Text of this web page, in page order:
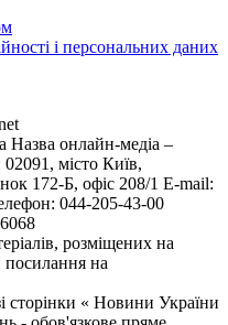
і персональних даних
Назва онлайн-медіа –
місто Київ,
172-Б, офіс 208/1 E-mail:
044-205-43-00
розміщених на
посилання на
сторінки « Новини України